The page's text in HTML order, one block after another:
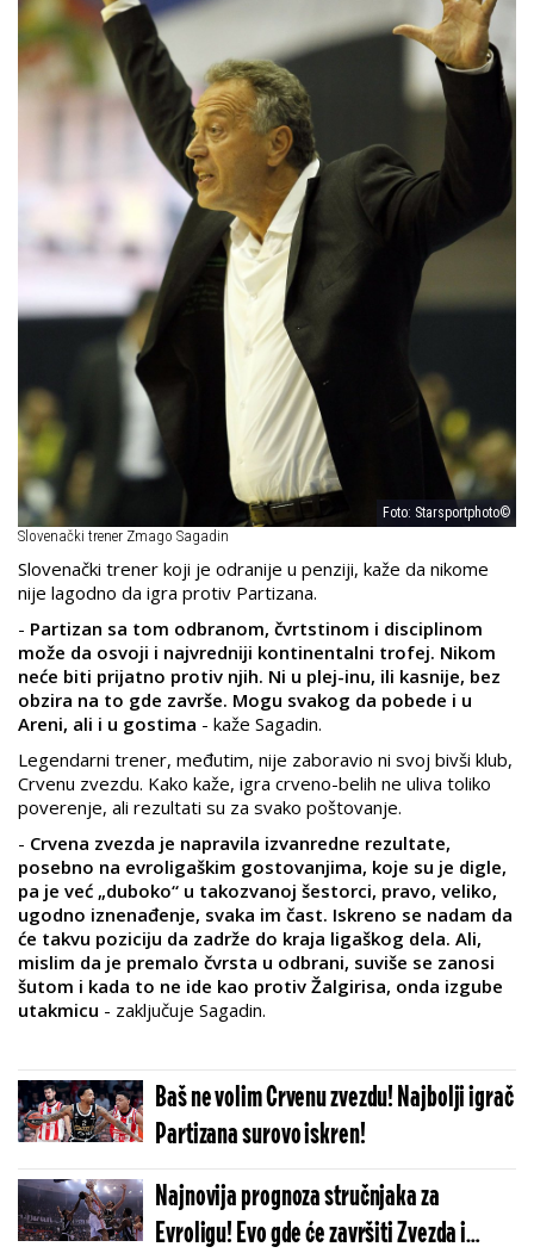
Foto: Starsportphoto©
Slovenački trener Zmago Sagadin
Slovenački trener koji je odranije u penziji, kaže da nikome
nije lagodno da igra protiv Partizana.
- Partizan sa tom odbranom, čvrtstinom i disciplinom
može da osvoji i najvredniji kontinentalni trofej. Nikom
neće biti prijatno protiv njih. Ni u plej-inu, ili kasnije, bez
obzira na to gde završe. Mogu svakog da pobede i u
Areni, ali i u gostima - kaže Sagadin.
Legendarni trener, međutim, nije zaboravio ni svoj bivši klub,
Crvenu zvezdu. Kako kaže, igra crveno-belih ne uliva toliko
poverenje, ali rezultati su za svako poštovanje.
- Crvena zvezda je napravila izvanredne rezultate,
posebno na evroligaškim gostovanjima, koje su je digle,
pa je već „duboko“ u takozvanoj šestorci, pravo, veliko,
ugodno iznenađenje, svaka im čast. Iskreno se nadam da
će takvu poziciju da zadrže do kraja ligaškog dela. Ali,
mislim da je premalo čvrsta u odbrani, suviše se zanosi
šutom i kada to ne ide kao protiv Žalgirisa, onda izgube
utakmicu - zaključuje Sagadin.
Baš ne volim Crvenu zvezdu! Najbolji igrač
Partizana surovo iskren!
Najnovija prognoza stručnjaka za
Evroligu! Evo gde će završiti Zvezda i